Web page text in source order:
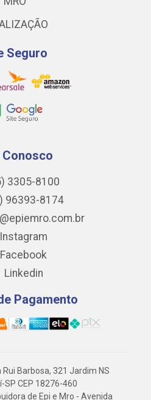
Seguro
Conosco
3305-8100
96393-8174
Instagram
Facebook
Linkedin
Pagamento
Barbosa, 321 Jardim NS
SP CEP 18276-460
de Epi e Mro - Avenida